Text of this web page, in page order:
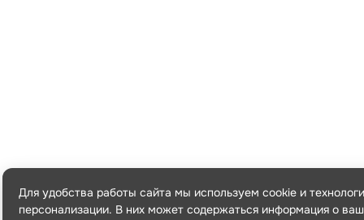
Для удобства работы сайта мы используем cookie и
персонализации. В них может содержаться информация о